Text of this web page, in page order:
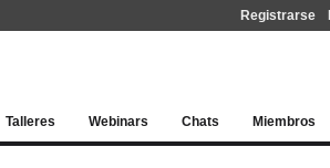
Registrarse
Talleres Webinars Chats Miembros